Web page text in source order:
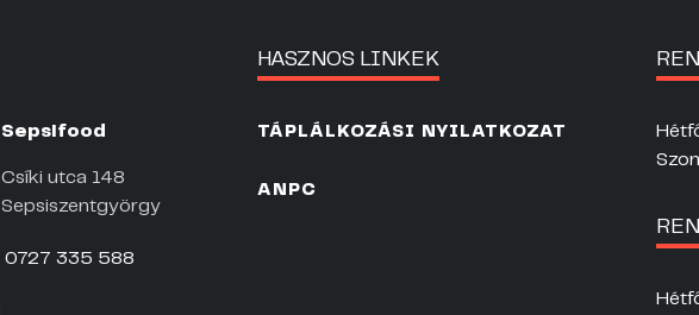
Sepsifood
Csíki utca 148
Sepsiszentgyörgy
0727 335 588
HASZNOS LINKEK
TÁPLÁLKOZÁSI NYILATKOZAT
ANPC